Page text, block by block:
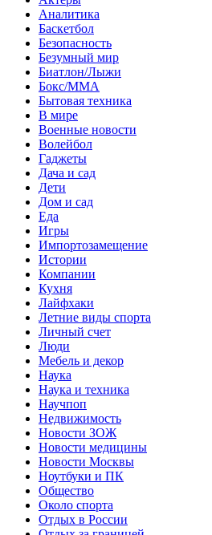
Аналитика
Баскетбол
Безопасность
Безумный мир
Биатлон/Лыжи
Бокс/MMA
Бытовая техника
В мире
Военные новости
Волейбол
Гаджеты
Дача и сад
Дети
Дом и сад
Еда
Игры
Импортозамещение
Истории
Компании
Кухня
Лайфхаки
Летние виды спорта
Личный счет
Люди
Мебель и декор
Наука
Наука и техника
Научпоп
Недвижимость
Новости ЗОЖ
Новости медицины
Новости Москвы
Ноутбуки и ПК
Общество
Около спорта
Отдых в России